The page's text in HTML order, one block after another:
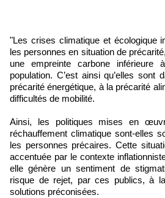
"Les crises climatique et écologique
les personnes en situation de
une empreinte carbone
population. C’est ainsi qu’elles sont
précarité énergétique, à la précarité
difficultés de mobilité.
Ainsi, les politiques mises en
réchauffement climatique sont-elles
les personnes précaires. Cette
accentuée par le contexte
elle génère un sentiment de
risque de rejet, par ces publics, à
solutions préconisées.